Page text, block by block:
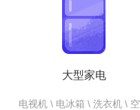
大型家电
电视机 \ 电冰箱 \ 洗衣机 \